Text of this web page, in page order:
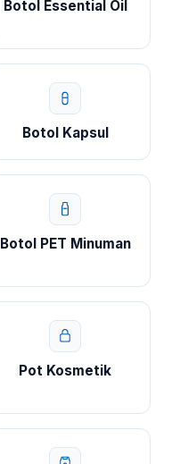
Botol Essential Oil
Botol Kapsul
Botol PET Minuman
Pot Kosmetik